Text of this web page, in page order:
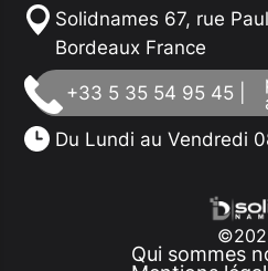
Solidnames 67, rue
Bordeaux France
+33 5 35 54 95 45 |
Du Lundi au Vendredi
Qui sommes